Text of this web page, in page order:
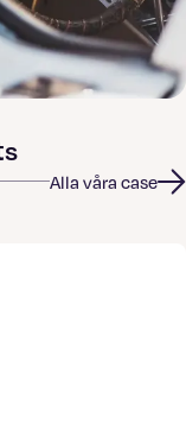
Alla våra case